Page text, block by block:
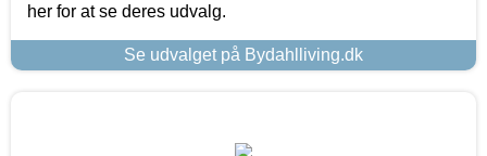
her for at se deres udvalg.
Se udvalget på Bydahlliving.dk